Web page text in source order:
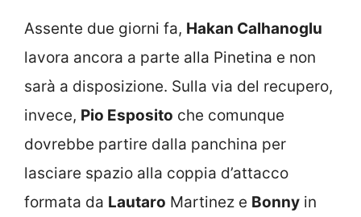
Assente due giorni fa, Hakan Calhanoglu
lavora ancora a parte alla Pinetina e non
sarà a disposizione. Sulla via del recupero,
invece, Pio Esposito che comunque
dovrebbe partire dalla panchina per
lasciare spazio alla coppia d’attacco
formata da Lautaro Martinez e Bonny in